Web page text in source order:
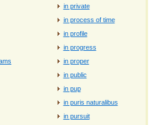
in private
in process of time
in profile
in progress
in proper
in public
in pup
in puris naturalibus
in pursuit